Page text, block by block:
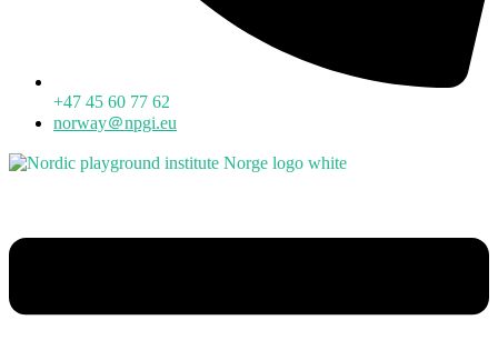
+47 45 60 77 62
norway＠npgi.eu